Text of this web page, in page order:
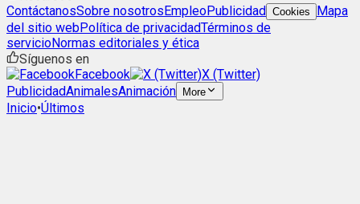
ContáctanosSobre nosotrosEmpleoPublicidad Cookies
Mapa
del sitio webPolítica de privacidadTérminos de
servicioNormas editoriales y ética
Síguenos en
Facebook
X (Twitter)
PublicidadAnimalesAnimación More
Inicio•Últimos